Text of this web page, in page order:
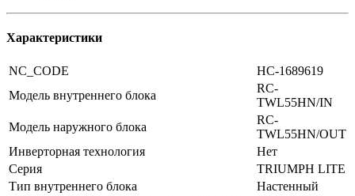
Характеристики
NC_CODE
НС-1689619
Модель внутреннего блока
RC-
TWL55HN/IN
Модель наружного блока
RC-
TWL55HN/OUT
Инверторная технология
Нет
Серия
TRIUMPH LITE
Тип внутреннего блока
Настенный